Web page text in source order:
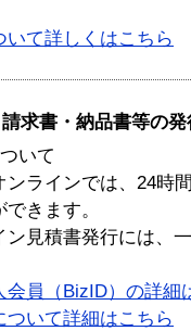
いて詳しくはこちら
求書・納品書等の
いて
ンラインでは、24時
きます。
見積書発行には、
会員（BizID）の詳細
ついて詳細はこちら